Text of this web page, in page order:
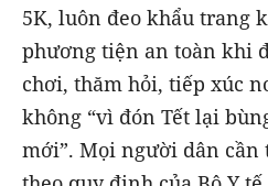
5K, luôn đeo khẩu trang
phương tiện an toàn khi
chơi, thăm hỏi, tiếp xúc
không “vì đón Tết lại
mới”. Mọi người dân cần